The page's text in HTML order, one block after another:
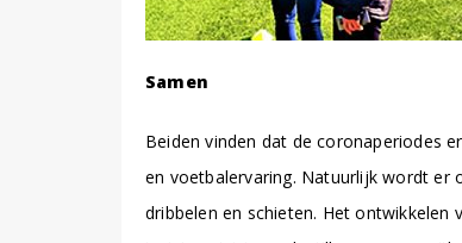
Samen
Beiden vinden dat de coronaperiodes
en voetbalervaring. Natuurlijk wordt er
dribbelen en schieten. Het ontwikkelen